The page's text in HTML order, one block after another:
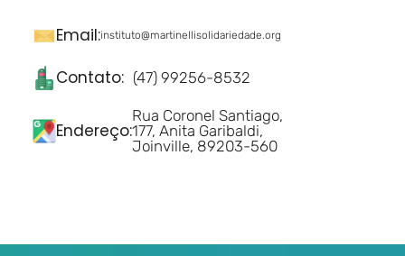
Email:instituto@martinellisolidariedade.org
Contato: (47) 99256-8532
Endereço:
Rua Coronel Santiago,
177, Anita Garibaldi,
Joinville, 89203-560